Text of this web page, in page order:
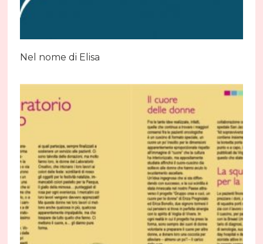
Nel nome di Elisa